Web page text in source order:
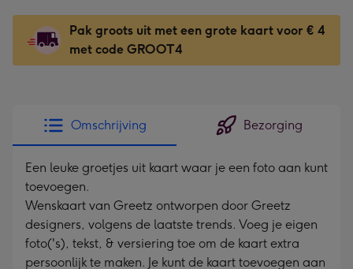
120
x
160
mm
Dimensions:
167
x
€6,49
-
Voor
-
Dimensions:
241
x
333
mm
Pak groots uit met een grote kaart voor € 4
met code GROOT4
Omschrijving Bezorging
Een leuke groetjes uit kaart waar je een foto aan kunt
toevoegen.
Wenskaart van Greetz ontworpen door Greetz
designers, volgens de laatste trends. Voeg je eigen
foto('s), tekst, & versiering toe om de kaart extra
persoonlijk te maken. Je kunt de kaart toevoegen aan